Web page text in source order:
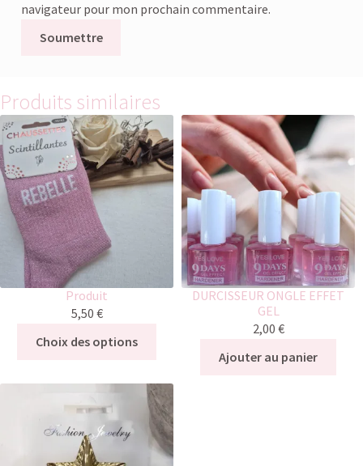
navigateur pour mon prochain commentaire.
Produits similaires
Produit
5,50 €
Choix des options
DURCISSEUR ONGLE EFFET
GEL
2,00 €
Ajouter au panier